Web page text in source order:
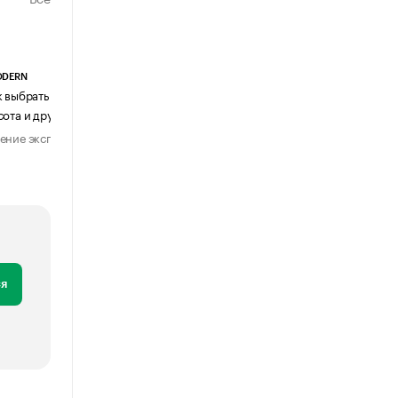
выбрать журнальный столик:
и другие ключевые параметры
эксперта